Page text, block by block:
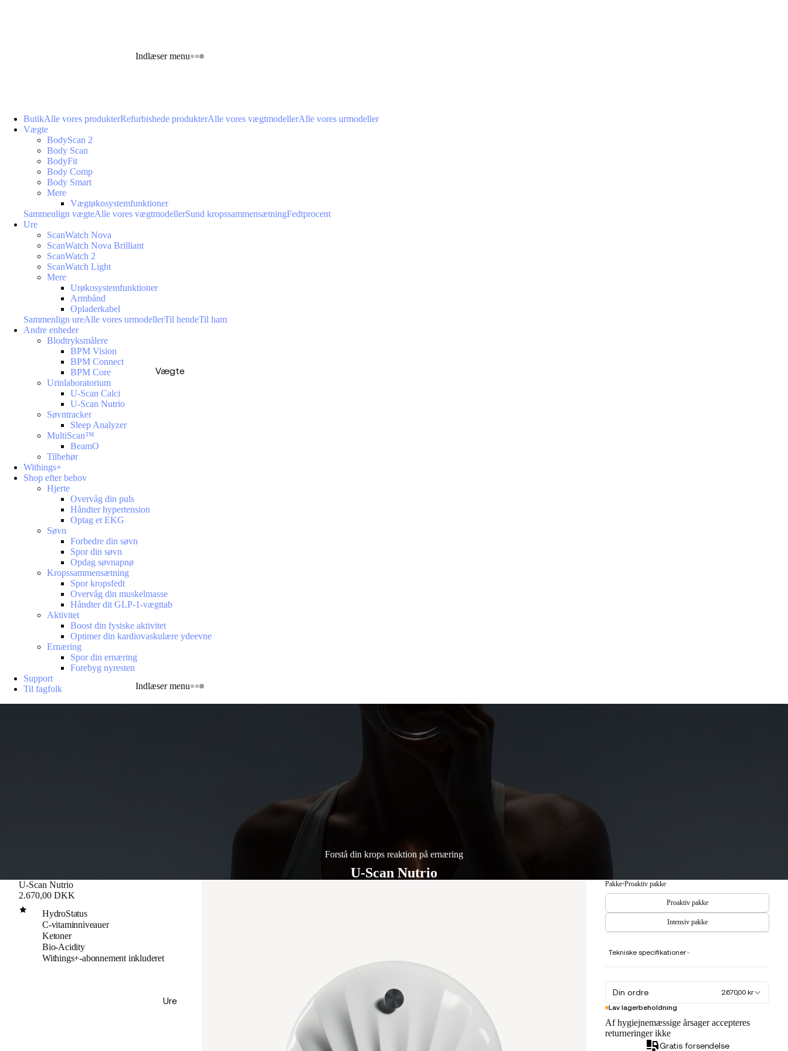
Indlæser menu
Vægte
Indlæser menu
Ure
ButikAlle vores produkterRefurbishede produkterAlle vores vægtmodellerAlle vores urmodeller
Vægte
BodyScan 2
Body Scan
BodyFit
Body Comp
Body Smart
Mere
Vægtøkosystemfunktioner
Sammenlign vægteAlle vores vægtmodellerSund kropssammensætningFedtprocent
Ure
ScanWatch Nova
ScanWatch Nova Brilliant
ScanWatch 2
ScanWatch Light
Mere
Urøkosystemfunktioner
Armbånd
Opladerkabel
Sammenlign ureAlle vores urmodellerTil hendeTil ham
Andre enheder
Blodtryksmålere
BPM Vision
BPM Connect
BPM Core
Urinlaboratorium
U-Scan Calci
U-Scan Nutrio
Søvntracker
Sleep Analyzer
MultiScan™
BeamO
Tilbehør
Withings+
Shop efter behov
Hjerte
Overvåg din puls
Håndter hypertension
Optag et EKG
Søvn
Forbedre din søvn
Spor din søvn
Opdag søvnapnø
Kropssammensætning
Spor kropsfedt
Overvåg din muskelmasse
Håndter dit GLP-1-vægttab
Aktivitet
Boost din fysiske aktivitet
Optimer din kardiovaskulære ydeevne
Ernæring
Spor din ernæring
Forebyg nyresten
Support
Til fagfolk
Forstå din krops reaktion på ernæring
U-Scan Nutrio
U-Scan Nutrio
2.670,00 DKK
HydroStatus
C-vitaminniveauer
Ketoner
Bio-Acidity
Withings+-abonnement inkluderet
Pakke•Proaktiv pakke
Proaktiv pakke
Intensiv pakke
Tekniske specifikationer
Din ordre
2.670,00 kr
Lav lagerbeholdning
Af hygiejnemæssige årsager accepteres
returneringer ikke
Gratis forsendelse